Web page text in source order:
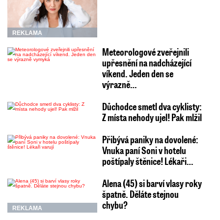
REKLAMA
Meteorologové zveřejnili
upřesnění na nadcházející
víkend. Jeden den se
výrazně…
Důchodce smetl dva cyklisty:
Z místa nehody ujel! Pak mlžil
Přibývá paniky na dovolené:
Vnuka paní Soni v hotelu
poštípaly štěnice! Lékaři…
REKLAMA
Alena (45) si barví vlasy roky
špatně. Děláte stejnou
chybu?